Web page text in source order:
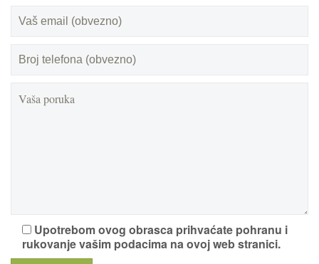
Upotrebom ovog obrasca prihvaćate pohranu i
rukovanje vašim podacima na ovoj web stranici.